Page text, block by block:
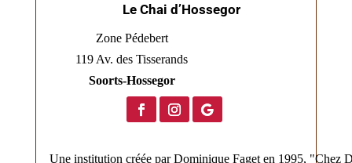
Le Chai d’Hossegor
Zone Pédebert
119 Av. des Tisserands
Soorts‑Hossegor
Une institution créée par Dominique Faget en 1995, "Chez